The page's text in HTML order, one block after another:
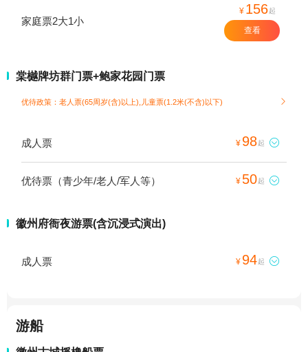
家庭票2大1小
¥ 156起
查看
棠樾牌坊群门票+鲍家花园门票
优待政策：老人票(65周岁(含)以上),儿童票(1.2米(不含)以下) 
成人票 ¥ 98起 
优待票（青少年/老人/军人等） ¥ 50起 
徽州府衙夜游票(含沉浸式演出)
成人票 ¥ 94起 
游船